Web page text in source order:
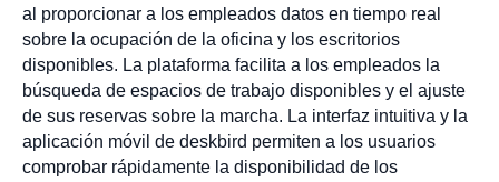
al proporcionar a los empleados datos en tiempo real
sobre la ocupación de la oficina y los escritorios
disponibles. La plataforma facilita a los empleados la
búsqueda de espacios de trabajo disponibles y el ajuste
de sus reservas sobre la marcha. La interfaz intuitiva y la
aplicación móvil de deskbird permiten a los usuarios
comprobar rápidamente la disponibilidad de los